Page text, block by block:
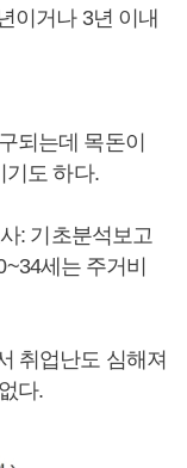
이거나 3년 이내
되는데 목돈이
기도 하다.
: 기초분석보고
세는 주거비
취업난도 심해져
다.